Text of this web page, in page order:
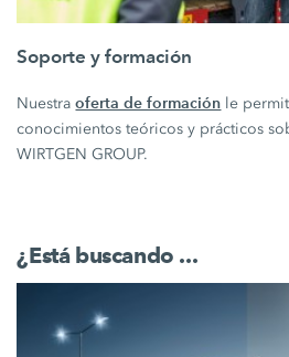
Soporte y formación
Nuestraoferta de formación le
conocimientos teóricos y prácticos
WIRTGEN GROUP.
¿Está buscando ...